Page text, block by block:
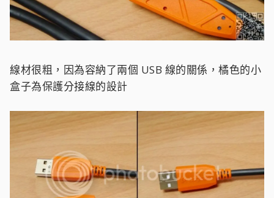
線材很粗，因為容納了兩個 USB 線的關係，橘色的小
盒子為保護分接線的設計